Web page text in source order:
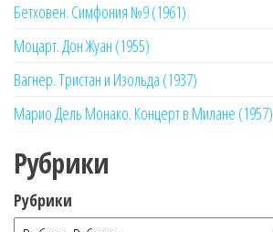
Бетховен. Симфония №9 (1961)
Моцарт. Дон Жуан (1955)
Вагнер. Тристан и Изольда (1937)
Марио Дель Монако. Концерт в Милане (1957)
Рубрики
Рубрики